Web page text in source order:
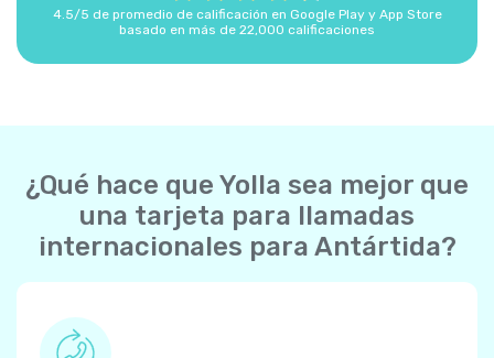
4.5/5 de promedio de calificación en Google Play y App Store
basado en más de 22,000 calificaciones
¿Qué hace que Yolla sea mejor que
una tarjeta para llamadas
internacionales para Antártida?